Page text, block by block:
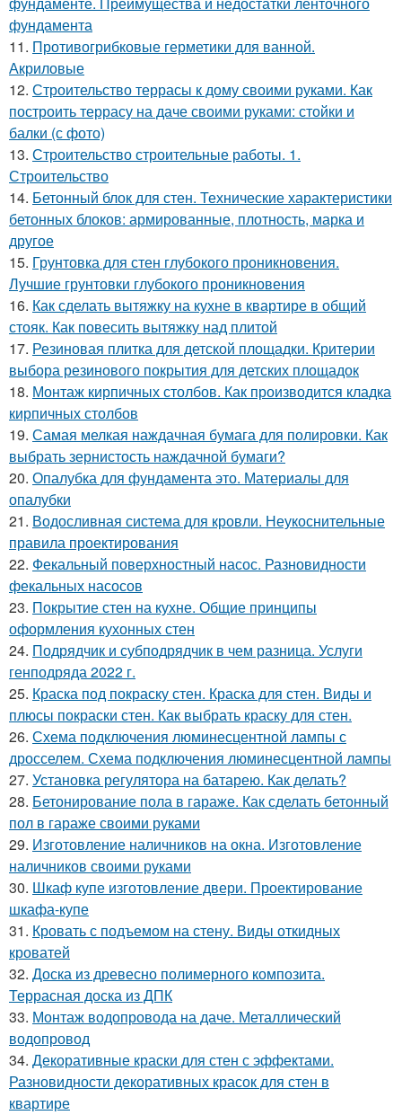
фундамента
11. Противогрибковые герметики для ванной.
Акриловые
12. Строительство террасы к дому своими руками. Как
построить террасу на даче своими руками: стойки и
балки (с фото)
13. Строительство строительные работы. 1.
Строительство
14. Бетонный блок для стен. Технические характеристики
бетонных блоков: армированные, плотность, марка и
другое
15. Грунтовка для стен глубокого проникновения.
Лучшие грунтовки глубокого проникновения
16. Как сделать вытяжку на кухне в квартире в общий
стояк. Как повесить вытяжку над плитой
17. Резиновая плитка для детской площадки. Критерии
выбора резинового покрытия для детских площадок
18. Монтаж кирпичных столбов. Как производится кладка
кирпичных столбов
19. Самая мелкая наждачная бумага для полировки. Как
выбрать зернистость наждачной бумаги?
20. Опалубка для фундамента это. Материалы для
опалубки
21. Водосливная система для кровли. Неукоснительные
правила проектирования
22. Фекальный поверхностный насос. Разновидности
фекальных насосов
23. Покрытие стен на кухне. Общие принципы
оформления кухонных стен
24. Подрядчик и субподрядчик в чем разница. Услуги
генподряда 2022 г.
25. Краска под покраску стен. Краска для стен. Виды и
плюсы покраски стен. Как выбрать краску для стен.
26. Схема подключения люминесцентной лампы с
дросселем. Схема подключения люминесцентной лампы
27. Установка регулятора на батарею. Как делать?
28. Бетонирование пола в гараже. Как сделать бетонный
пол в гараже своими руками
29. Изготовление наличников на окна. Изготовление
наличников своими руками
30. Шкаф купе изготовление двери. Проектирование
шкафа-купе
31. Кровать с подъемом на стену. Виды откидных
кроватей
32. Доска из древесно полимерного композита.
Террасная доска из ДПК
33. Монтаж водопровода на даче. Металлический
водопровод
34. Декоративные краски для стен с эффектами.
Разновидности декоративных красок для стен в
квартире